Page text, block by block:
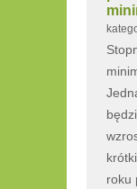
roku